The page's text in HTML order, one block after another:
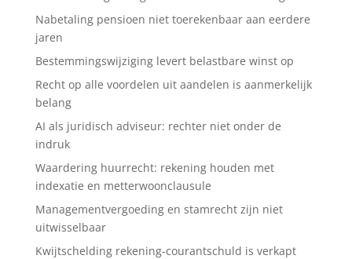
Nabetaling pensioen niet toerekenbaar aan eerdere
jaren
Bestemmingswijziging levert belastbare winst op
Recht op alle voordelen uit aandelen is aanmerkelijk
belang
AI als juridisch adviseur: rechter niet onder de
indruk
Waardering huurrecht: rekening houden met
indexatie en metterwoonclausule
Managementvergoeding en stamrecht zijn niet
uitwisselbaar
Kwijtschelding rekening-courantschuld is verkapt